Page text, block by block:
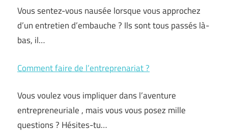
Vous sentez-vous nausée lorsque vous approchez
d’un entretien d’embauche ? Ils sont tous passés là-
bas, il…
Comment faire de l’entreprenariat ?
Vous voulez vous impliquer dans l’aventure
entrepreneuriale , mais vous vous posez mille
questions ? Hésites-tu…